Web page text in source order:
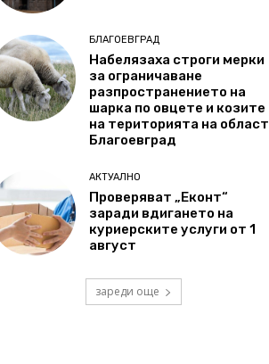
БЛАГОЕВГРАД
Набелязаха строги мерки
за ограничаване
разпространението на
шарка по овцете и козите
на територията на област
Благоевград
АКТУАЛНО
Проверяват „Еконт“
заради вдигането на
куриерските услуги от 1
август
зареди още